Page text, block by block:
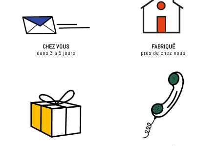
CHEZ VOUS
dans 3 à 5 jours
FABRIQUÉ
près de chez nous